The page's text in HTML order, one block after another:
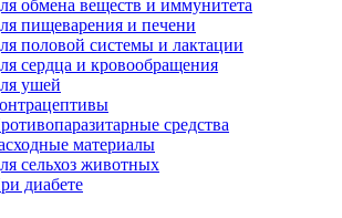
обмена веществ и иммунитета
пищеварения и печени
половой системы и лактации
сердца и кровообращения
ушей
средства
материалы
сельхоз животных
диабете